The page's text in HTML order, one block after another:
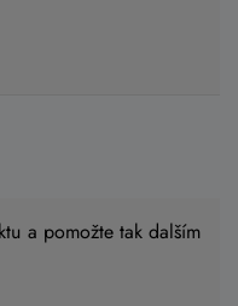
Hybrid
a pomožte tak dalším